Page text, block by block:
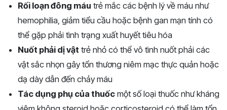
Rối loạn đông máu trẻ mắc các bệnh lý về máu như
hemophilia, giảm tiểu cầu hoặc bệnh gan mạn tính có
thể gặp phải tình trạng xuất huyết tiêu hóa
Nuốt phải dị vật trẻ nhỏ có thể vô tình nuốt phải các
vật sắc nhọn gây tổn thương niêm mạc thực quản hoặc
dạ dày dẫn đến chảy máu
Tác dụng phụ của thuốc một số loại thuốc như kháng